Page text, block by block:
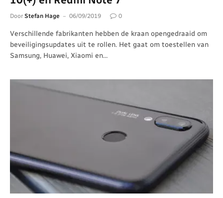
Door Stefan Hage 06/09/2019 0
Verschillende fabrikanten hebben de kraan opengedraaid om
beveiligingsupdates uit te rollen. Het gaat om toestellen van
Samsung, Huawei, Xiaomi en…